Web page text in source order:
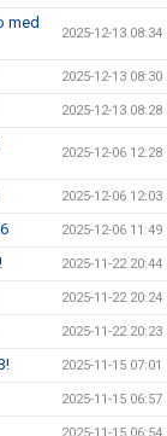
med
2025-12-13 08:34
2025-12-13 08:30
2025-12-13 08:28
2025-12-06 12:28
2025-12-06 12:03
2025-12-06 11:49
2025-11-22 20:44
2025-11-22 20:24
2025-11-22 20:23
2025-11-15 07:01
2025-11-15 06:57